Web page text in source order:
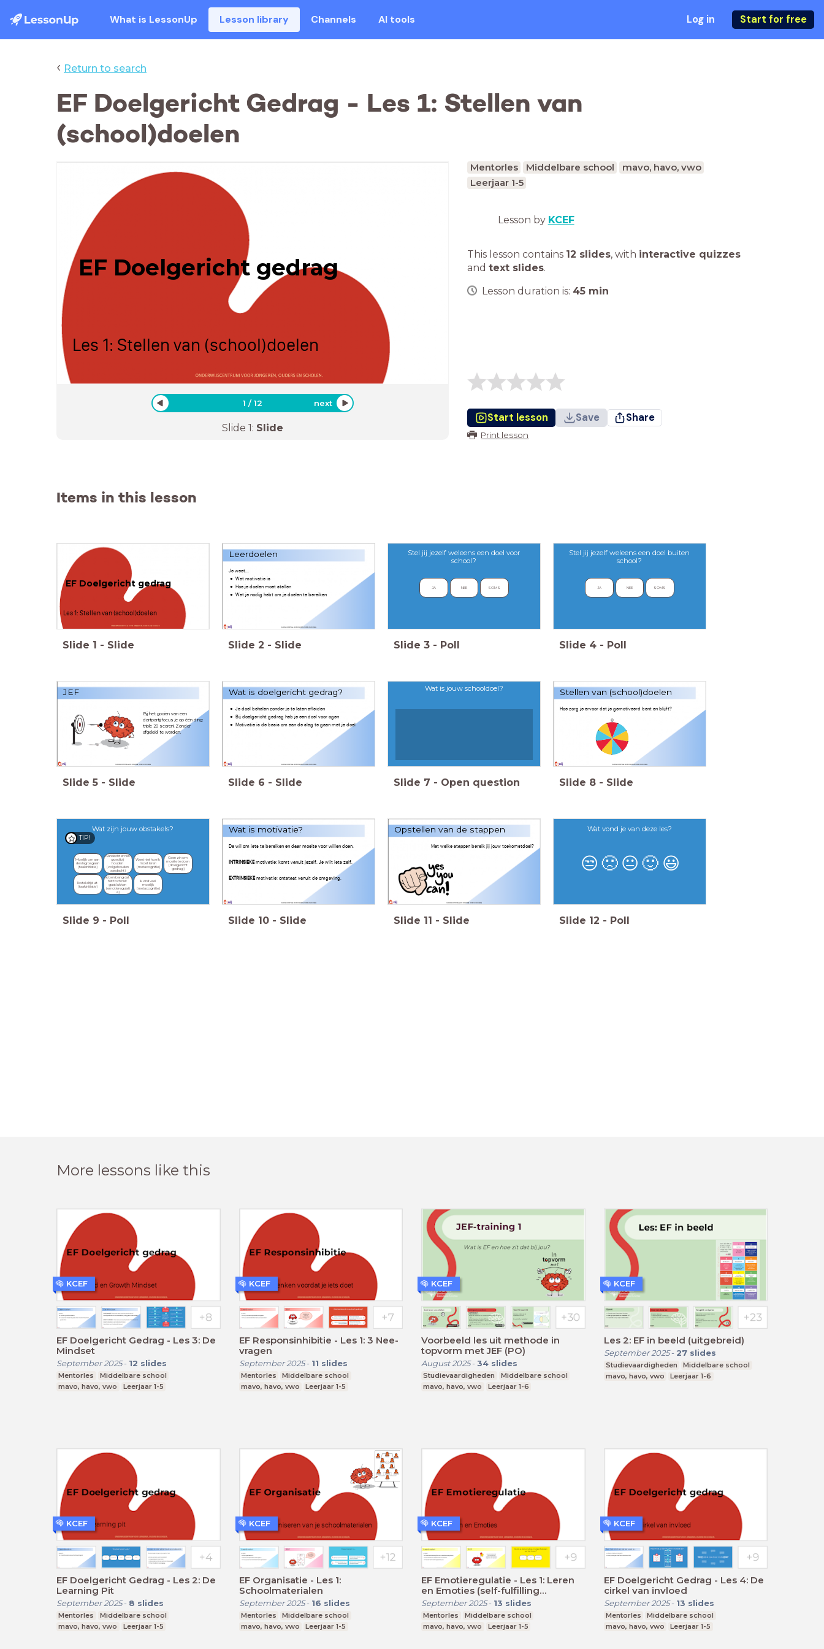
What is LessonUp Lesson library Channels AI tools Log in Start for free
‹ Return to search
EF Doelgericht Gedrag - Les 1: Stellen van
(school)doelen
EF Doelgericht gedrag
Les 1: Stellen van (school)doelen
1 /12 next
Slide 1: Slide
Mentorles Middelbare school
mavo, havo, vwo
Leerjaar 1-5
Lesson by KCEF
This lesson contains 12 slides, with interactive quizzes
and text slides.
Lesson duration is: 45 min
Start lesson Save Share
Print lesson
Items in this lesson
EF Doelgericht gedrag
Les 1: Stellen van (school)doelen
Slide 1 - Slide
Leerdoelen
Je weet...
Wat motivatie is
Hoe je doelen moet stellen
Wat je nodig hebt om je doelen te bereiken
Slide 2 - Slide
Stel jij jezelf weleens een doel voor
school?
JA NEE SOMS
Slide 3 - Poll
Stel jij jezelf weleens een doel buiten
school?
JA NEE SOMS
Slide 4 - Poll
JEF
Bij het gooien van een
dartpartij focus je op één ding:
triple 20 scoren! Zonder
afgeleid te worden.
Slide 5 - Slide
Wat is doelgericht gedrag?
Je doel behalen zonder je te laten afleiden
Bij doelgericht gedrag heb je een doel voor ogen
Motivatie is de basis om aan de slag te gaan met je doel
Slide 6 - Slide
Wat is jouw schooldoel?
Slide 7 - Open question
Stellen van (school)doelen
Hoe zorg je ervoor dat je gemotiveerd bent en blijft?
Slide 8 - Slide
Wat zijn jouw obstakels?
TIP!
Moeilijk om aan
de slag te gaan
(taakinitiatie)
Aandacht er niet
goed bij
houden
(volgehouden
aandacht)
Weet niet hoe ik
moet leren
(metacognitie)
Geen zin om
moeite te doen
(doelgericht
gedrag)
Ik stel altijd uit
(taakinitiatie)
Ik ben bang dat
het toch niet
gaat lukken
(emotieregulati
e)
Ik vind veel
moeilijk
(metacognitie)
Slide 9 - Poll
Wat is motivatie?
De wil om iets te bereiken en daar moeite voor willen doen.
INTRINSIEKEmotivatie: komt vanuit jezelf. Je wilt iets zelf.
EXTRINSIEKEmotivatie: ontstaat vanuit de omgeving.
Slide 10 - Slide
Opstellen van de stappen
Met welke stappen bereik jij jouw toekomstdoel?
Slide 11 - Slide
Wat vond je van deze les?
😒 🙁 😐 🙂 😃
Slide 12 - Poll
More lessons like this
EF Doelgericht Gedrag - Les 3: De
Mindset
September 2025- 12 slides
Mentorles
Middelbare school
mavo, havo, vwo
Leerjaar 1-5
KCEF
EF Responsinhibitie - Les 1: 3 Nee-
vragen
September 2025- 11 slides
Mentorles
Middelbare school
mavo, havo, vwo
Leerjaar 1-5
KCEF
Voorbeeld les uit methode in
topvorm met JEF (PO)
August 2025- 34 slides
Studievaardigheden
Middelbare school
mavo, havo, vwo
Leerjaar 1-6
KCEF
Les 2: EF in beeld (uitgebreid)
September 2025- 27 slides
Studievaardigheden
Middelbare school
mavo, havo, vwo
Leerjaar 1-6
KCEF
EF Doelgericht Gedrag - Les 2: De
Learning Pit
September 2025- 8 slides
Mentorles
Middelbare school
mavo, havo, vwo
Leerjaar 1-5
KCEF
EF Organisatie - Les 1:
Schoolmaterialen
September 2025- 16 slides
Mentorles
Middelbare school
mavo, havo, vwo
Leerjaar 1-5
KCEF
EF Emotieregulatie - Les 1: Leren
en Emoties (self-fulfilling
prophecy)
September 2025- 13 slides
Mentorles
Middelbare school
mavo, havo, vwo
Leerjaar 1-5
KCEF
EF Doelgericht Gedrag - Les 4: De
cirkel van invloed
September 2025- 13 slides
Mentorles
Middelbare school
mavo, havo, vwo
Leerjaar 1-5
KCEF